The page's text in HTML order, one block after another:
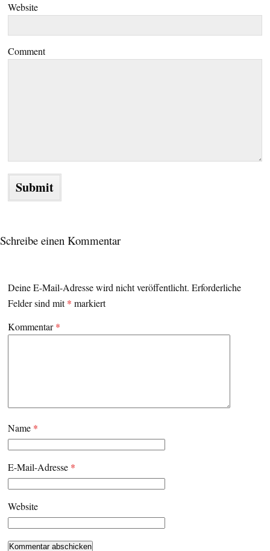
Website
Comment
Schreibe einen Kommentar
Deine E-Mail-Adresse wird nicht veröffentlicht. Erforderliche
Felder sind mit* markiert
Kommentar*
Name *
E-Mail-Adresse *
Website